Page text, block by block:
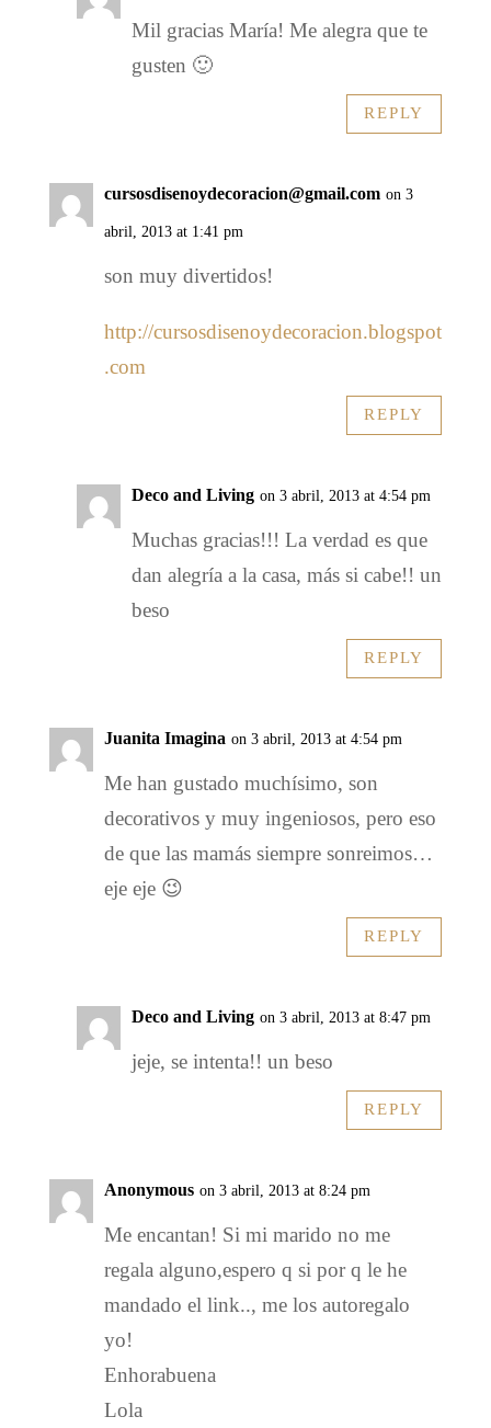
Mil gracias María! Me alegra que te
gusten 🙂
REPLY
cursosdisenoydecoracion@gmail.com on 3
abril, 2013 at 1:41 pm
son muy divertidos!
http://cursosdisenoydecoracion.blogspot
.com
REPLY
Deco and Living on 3 abril, 2013 at 4:54 pm
Muchas gracias!!! La verdad es que
dan alegría a la casa, más si cabe!! un
beso
REPLY
Juanita Imagina on 3 abril, 2013 at 4:54 pm
Me han gustado muchísimo, son
decorativos y muy ingeniosos, pero eso
de que las mamás siempre sonreimos…
eje eje 😉
REPLY
Deco and Living on 3 abril, 2013 at 8:47 pm
jeje, se intenta!! un beso
REPLY
Anonymous on 3 abril, 2013 at 8:24 pm
Me encantan! Si mi marido no me
regala alguno,espero q si por q le he
mandado el link.., me los autoregalo
yo!
Enhorabuena
Lola